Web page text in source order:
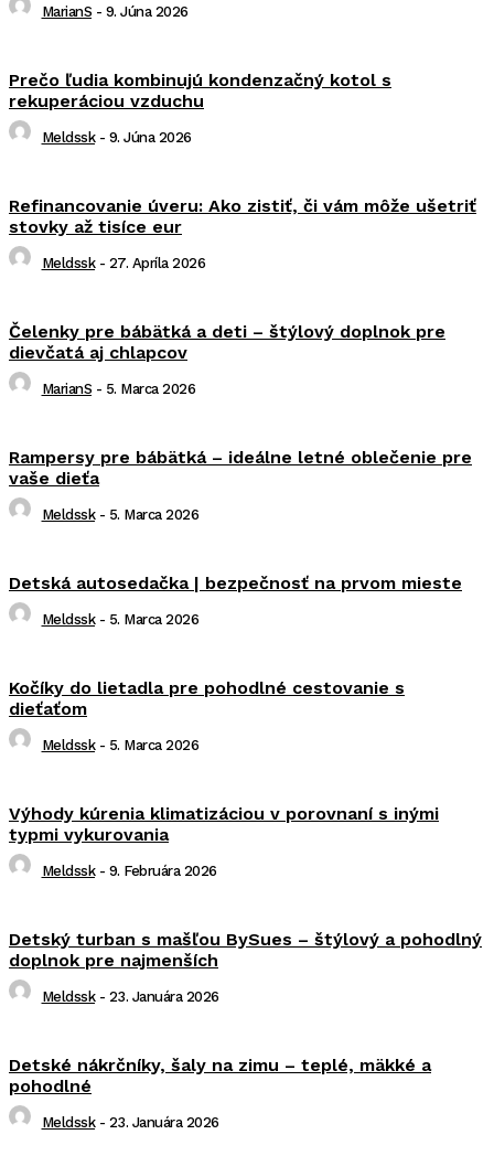
MarianS - 9. Júna 2026
Prečo ľudia kombinujú kondenzačný kotol s
rekuperáciou vzduchu
Meldssk - 9. Júna 2026
Refinancovanie úveru: Ako zistiť, či vám môže ušetriť
stovky až tisíce eur
Meldssk - 27. Apríla 2026
Čelenky pre bábätká a deti – štýlový doplnok pre
dievčatá aj chlapcov
MarianS - 5. Marca 2026
Rampersy pre bábätká – ideálne letné oblečenie pre
vaše dieťa
Meldssk - 5. Marca 2026
Detská autosedačka | bezpečnosť na prvom mieste
Meldssk - 5. Marca 2026
Kočíky do lietadla pre pohodlné cestovanie s
dieťaťom
Meldssk - 5. Marca 2026
Výhody kúrenia klimatizáciou v porovnaní s inými
typmi vykurovania
Meldssk - 9. Februára 2026
Detský turban s mašľou BySues – štýlový a pohodlný
doplnok pre najmenších
Meldssk - 23. Januára 2026
Detské nákrčníky, šaly na zimu – teplé, mäkké a
pohodlné
Meldssk - 23. Januára 2026